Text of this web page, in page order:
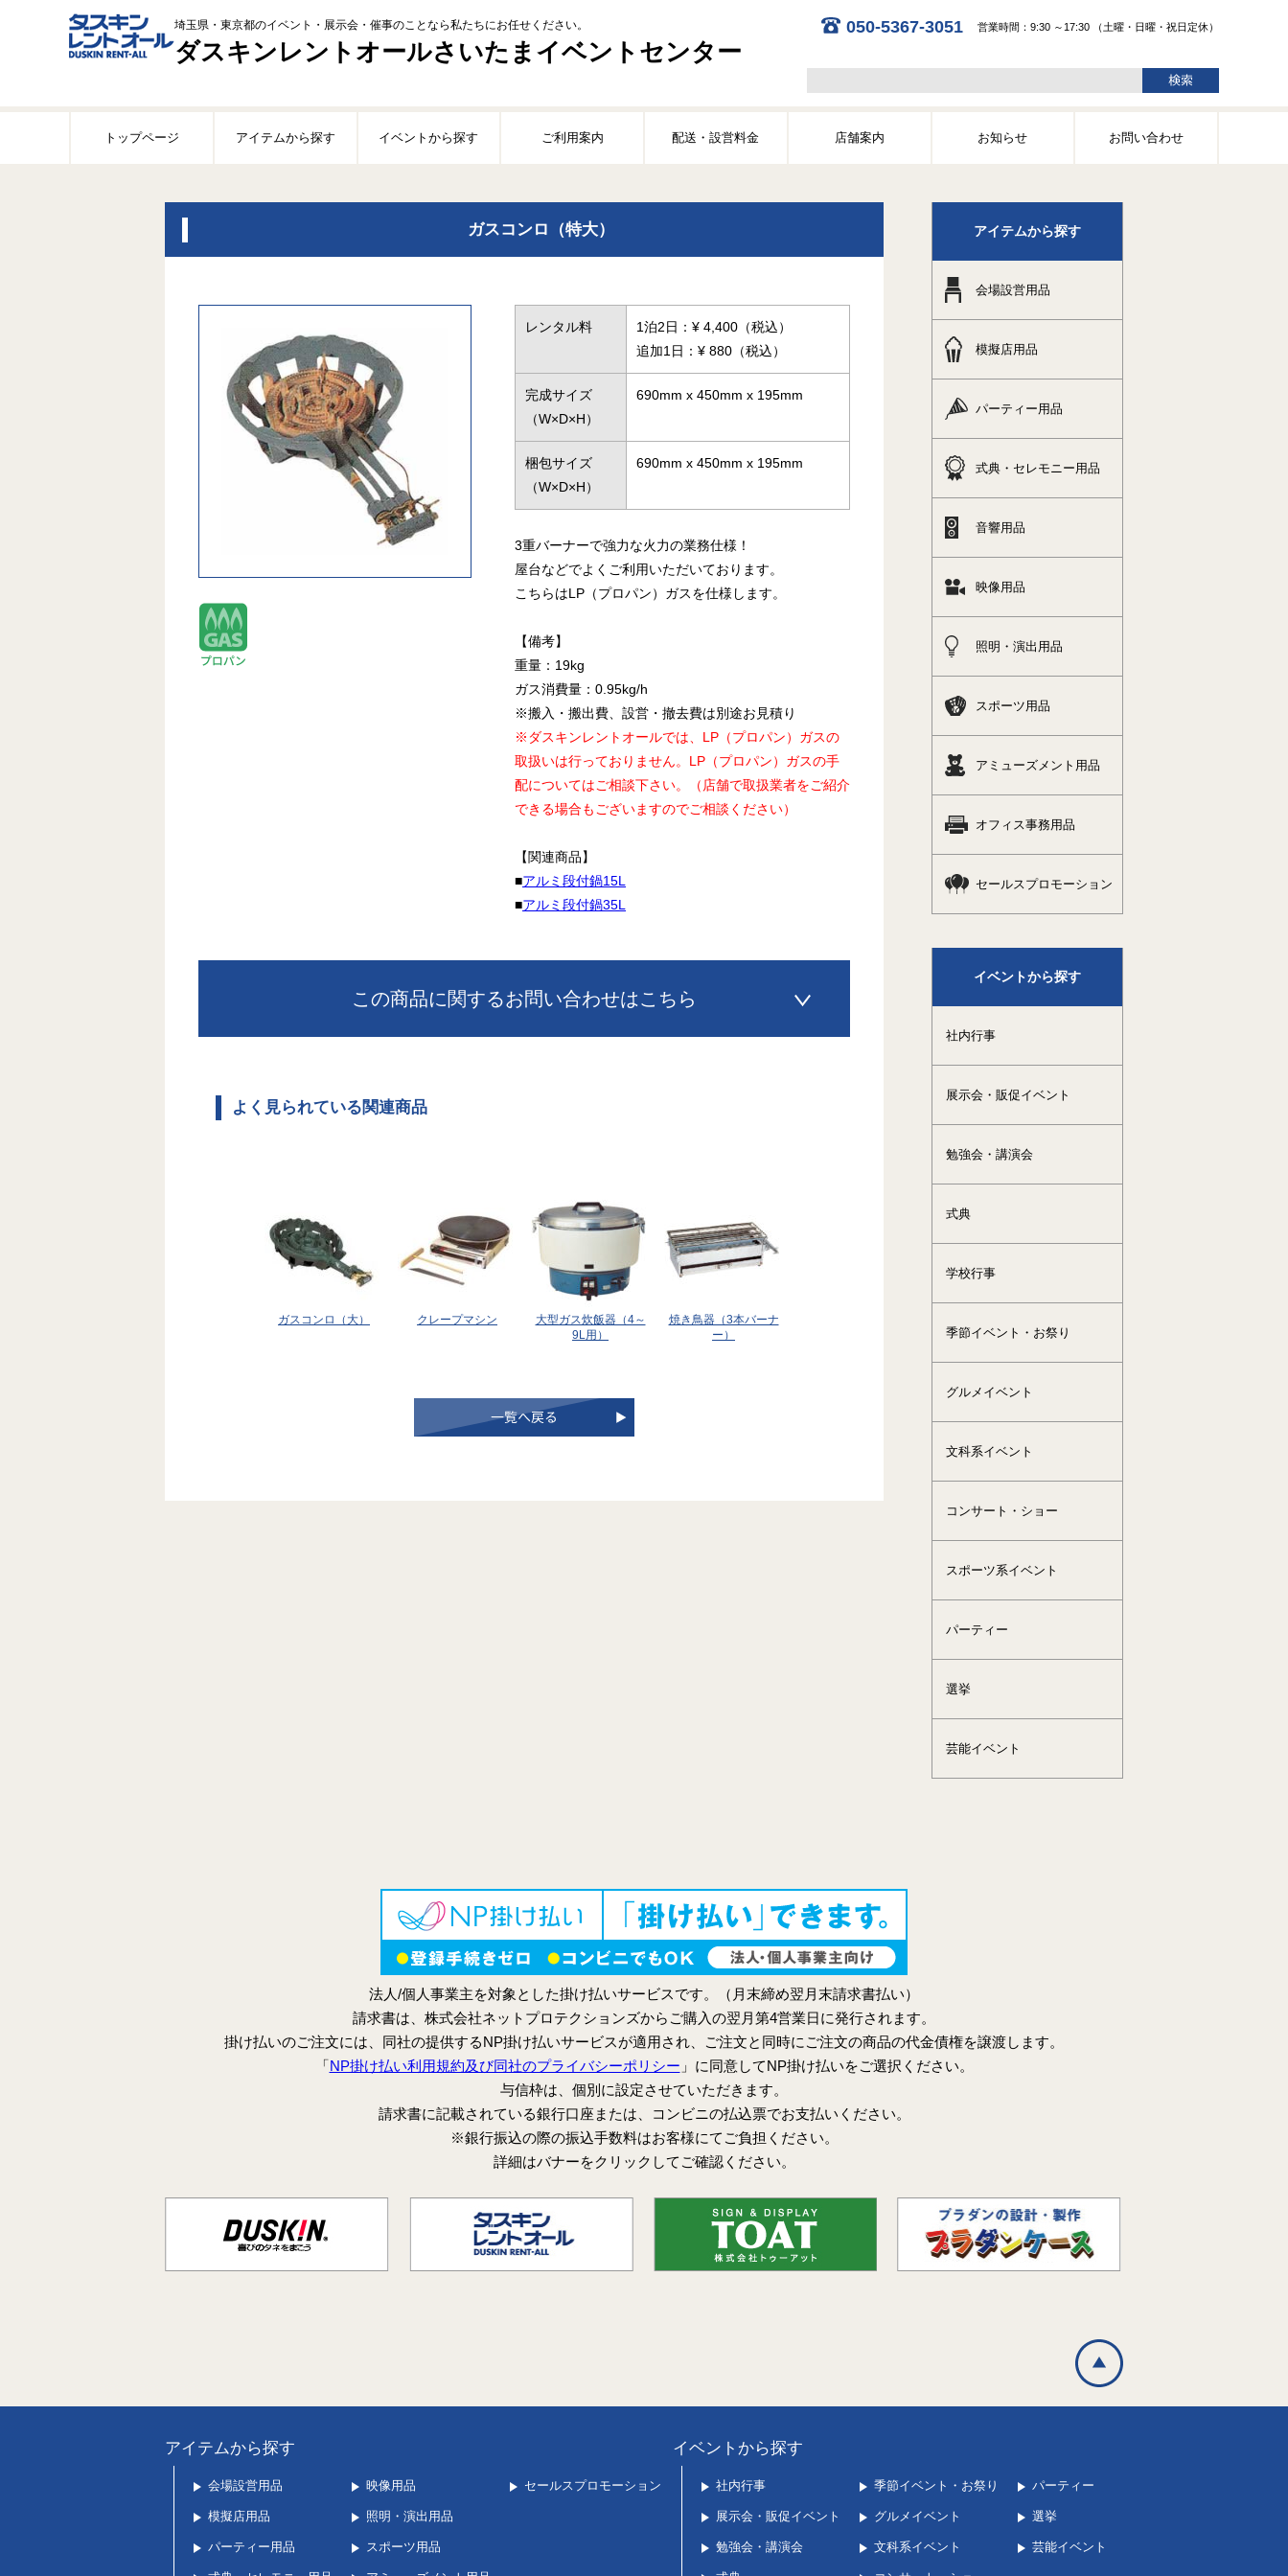
埼玉県・東京都のイベント・展示会・催事のことなら私たちにお任せください。
ダスキンレントオールさいたまイベントセンター
050-5367-3051 営業時間：9:30 ～17:30 （土曜・日曜・祝日定休）
トップページ アイテムから探す イベントから探す ご利用案内 配送・設営料金 店舗案内 お知らせ お問い合わせ
ガスコンロ（特大）
レンタル料 1泊2日 ：¥ 4,400（税込）
追加1日：¥ 880（税込）
完成サイズ
（W×D×H）
690mm x 450mm x 195mm
梱包サイズ
（W×D×H）
690mm x 450mm x 195mm
3重バーナーで強力な火力の業務仕様！
屋台などでよくご利用いただいております。
こちらはLP（プロパン）ガスを仕様します。
【備考】
重量：19kg
ガス消費量：0.95kg/h
※搬入・搬出費、設営・撤去費は別途お見積り
※ダスキンレントオールでは、LP（プロパン）ガスの
取扱いは行っておりません。 LP（プロパン）ガスの手
配についてはご相談下さい。
（店舗で取扱業者をご紹介
できる場合もございますのでご相談ください）
【関連商品】
■アルミ段付鍋15L
■アルミ段付鍋35L
この商品に関するお問い合わせはこちら
よく見られている関連商品
ガスコンロ（大） クレープマシン
大型ガス炊飯器（4～
9L用）
焼き鳥器（3本バーナ
ー）
アイテムから探す
会場設営用品
模擬店用品
パーティー用品
式典・セレモニー用品
音響用品
映像用品
照明・演出用品
スポーツ用品
アミューズメント用品
オフィス事務用品
セールスプロモーション
イベントから探す
社内行事
展示会・販促イベント
勉強会・講演会
式典
学校行事
季節イベント・お祭り
グルメイベント
文科系イベント
コンサート・ショー
スポーツ系イベント
パーティー
選挙
芸能イベント
法人/個人事業主を対象とした掛け払いサービスです。（月末締め翌月末請求書払い）
請求書は、株式会社ネットプロテクションズからご購入の翌月第4営業日に発行されます。
掛け払いのご注文には、同社の提供するNP掛け払いサービスが適用され、ご注文と同時にご注文の商品の代金債権を譲渡します。
「NP掛け払い利用規約及び同社のプライバシーポリシー 」に同意してNP掛け払いをご選択ください。
与信枠は、個別に設定させていただきます。
請求書に記載されている銀行口座または、コンビニの払込票でお支払いください。
※銀行振込の際の振込手数料はお客様にてご負担ください。
詳細はバナーをクリックしてご確認ください。
アイテムから探す
会場設営用品
模擬店用品
パーティー用品
映像用品
照明・演出用品
スポーツ用品
セールスプロモーション
イベントから探す
社内行事
展示会・販促イベント
勉強会・講演会
季節イベント・お祭り
グルメイベント
文科系イベント
パーティー
選挙
芸能イベント